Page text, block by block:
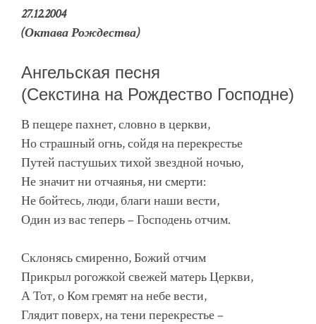
27.12.2004
(Октава Рождества)
Ангельская песня
(Секстина на Рождество Господне)
В пещере пахнет, словно в церкви,
Но страшный огнь, сойдя на перекрестье
Путей пастушьих тихой звездной ночью,
Не значит ни отчаянья, ни смерти:
Не бойтесь, люди, благи наши вести,
Один из вас теперь – Господень отчим.
Склонясь смиренно, Божий отчим
Прикрыл рогожкой свежей матерь Церкви,
А Тот, о Ком гремят на небе вести,
Глядит поверх, на тени перекрестье –